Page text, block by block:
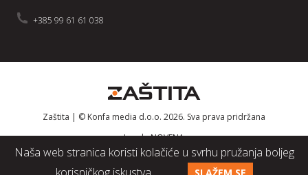
Naša web stranica koristi kolačiće u svrhu pružanja boljeg
+385 99 61 61 038
Zaštita | © Konfa media d.o.o. 2026. Sva prava pridržana
IzradaNOVENA